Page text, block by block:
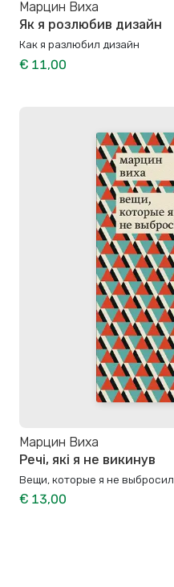
Марцин Виха
Як я розлюбив дизайн
Как я разлюбил дизайн
€ 11,00
Марцин Виха
Речі, які я не викинув
Вещи, которые я не выбросил
€ 13,00